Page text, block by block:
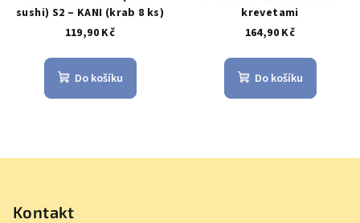
sushi) S2 – KANI (krab 8 ks)
119,90 Kč
Do košíku
krevetami
164,90 Kč
Do košíku
Kontakt